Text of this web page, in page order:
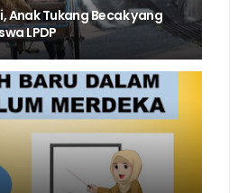
Anak Tukang Becak yang
LPDP